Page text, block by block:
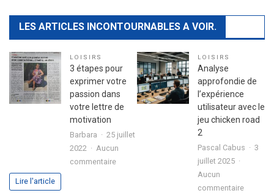
LES ARTICLES INCONTOURNABLES A VOIR.
LOISIRS
3 étapes pour
exprimer votre
passion dans
votre lettre de
motivation
Barbara
25 juillet
2022
Aucun
commentairesur
Lire l'article
LOISIRS
Analyse
approfondie de
l’expérience
utilisateur avec le
jeu chicken road
2
Pascal Cabus
3
juillet 2025
Aucun
commentairesur